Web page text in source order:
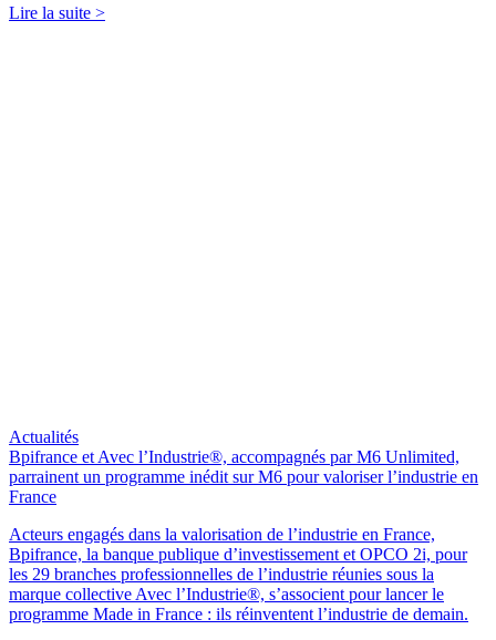
Lire la suite >
Actualités
Bpifrance et Avec l’Industrie®, accompagnés par M6 Unlimited,
parrainent un programme inédit sur M6 pour valoriser l’industrie en
France
Acteurs engagés dans la valorisation de l’industrie en France,
Bpifrance, la banque publique d’investissement et OPCO 2i, pour
les 29 branches professionnelles de l’industrie réunies sous la
marque collective Avec l’Industrie®, s’associent pour lancer le
programme Made in France : ils réinventent l’industrie de demain.